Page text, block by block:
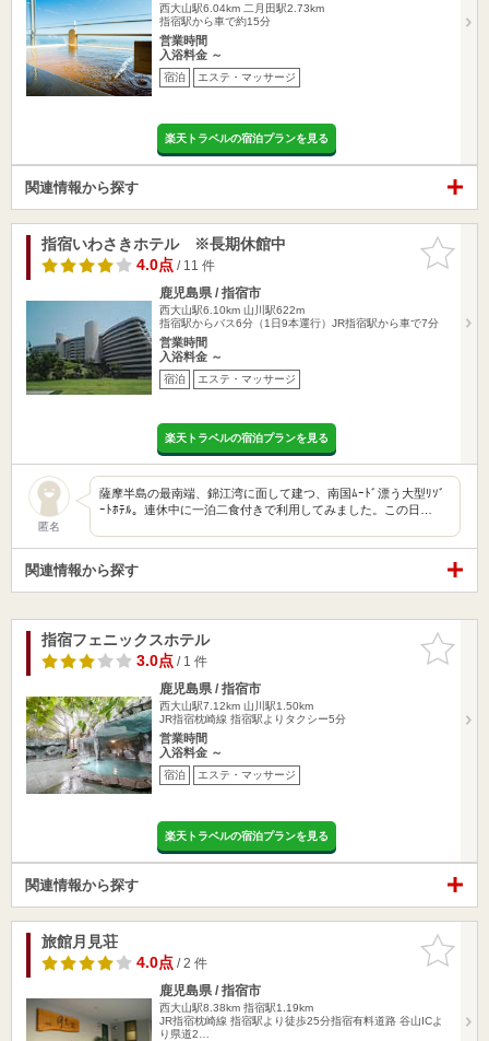
西大山駅6.04km 二月田駅2.73km
指宿駅から車で約15分
営業時間
入浴料金 ～
宿泊 エステ・マッサージ
楽天トラベルの宿泊プランを見る
関連情報から探す
お気に入
りに追加
指宿いわさきホテル ※長期休館中
4.0点/ 11 件
鹿児島県 / 指宿市
西大山駅6.10km 山川駅622m
指宿駅からバス6分（1日9本運行）JR指宿駅から車で7分
営業時間
入浴料金 ～
宿泊 エステ・マッサージ
楽天トラベルの宿泊プランを見る
匿名
薩摩半島の最南端、錦江湾に面して建つ、南国ﾑｰﾄﾞ漂う大型ﾘｿﾞ
ｰﾄﾎﾃﾙ。連休中に一泊二食付きで利用してみました。この日…
関連情報から探す
お気に入
りに追加
指宿フェニックスホテル
3.0点/ 1 件
鹿児島県 / 指宿市
西大山駅7.12km 山川駅1.50km
JR指宿枕崎線 指宿駅よりタクシー5分
営業時間
入浴料金 ～
宿泊 エステ・マッサージ
楽天トラベルの宿泊プランを見る
関連情報から探す
お気に入
りに追加
旅館月見荘
4.0点/ 2 件
鹿児島県 / 指宿市
西大山駅8.38km 指宿駅1.19km
JR指宿枕崎線 指宿駅より徒歩25分指宿有料道路 谷山ICよ
り県道2…